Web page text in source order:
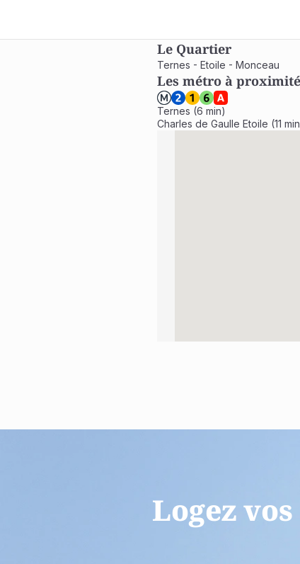
Le Quartier
Ternes - Etoile - Monceau
Les métro à proximité
Ternes (6 min)
Charles de Gaulle Etoile (11
Logez